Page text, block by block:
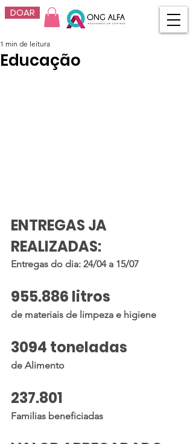
DOAR
Educação
1 min de leitura
ENTREGAS JA
REALIZADAS:
Entregas do dia: 24/04 a 15/07
955.886 litros
de materiais de limpeza e higiene
3094 toneladas
de Alimento
237.801
Familias beneficiadas